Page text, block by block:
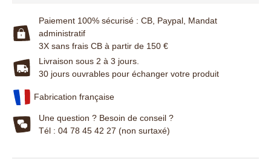
Paiement 100% sécurisé : CB, Paypal, Mandat
administratif
3X sans frais CB à partir de 150 €
Livraison sous 2 à 3 jours.
30 jours ouvrables pour échanger votre produit
Fabrication française
Une question ? Besoin de conseil ?
Tél : 04 78 45 42 27 (non surtaxé)